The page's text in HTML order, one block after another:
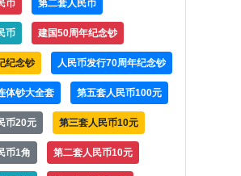
币 第二套人民币
币 建国50周年纪念钞
纪念钞 人民币发行70周年纪念钞
体钞大全套 第五套人民币100元
币20元 第三套人民币10元
币1角 第二套人民币10元